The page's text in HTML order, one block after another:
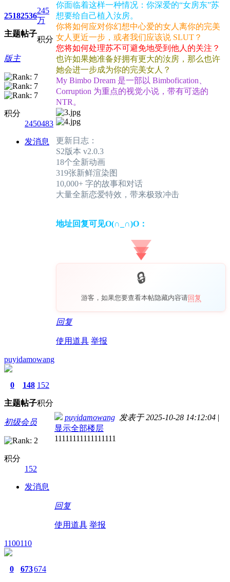
2518
主题
2536
帖子
245
万
积分
版主
积分
2450483
发消息
你面临着这样一种情况：你深爱的“女房东”苏
想要给自己植入汝房。
你将如何应对你幻想中心爱的女人离你的完美
女人更近一步，或者我们应该说 SLUT？
您将如何处理苏不可避免地受到他人的关注？
也许如果她准备好拥有更大的汝房，那么也许
她会进一步成为你的完美女人？
My Bimbo Dream 是一部以 Bimbofication、
Corruption 为重点的视觉小说，带有可选的
NTR。
更新日志：
S2版本 v2.0.3
18个全新动画
319张新鲜渲染图
10,000+ 字的故事和对话
大量全新恋爱特效，带来极致冲击
地址回复可见O(∩_∩)O：
游客，如果您要查看本帖隐藏内容请回复
回复
使用道具 举报
puyidamowang
0
主题
148
帖子
152
积分
初级会员
积分
152
发消息
puyidamowang 发表于 2025-10-28 14:12:04 |
显示全部楼层
11111111111111111
回复
使用道具 举报
1100110
0 673674